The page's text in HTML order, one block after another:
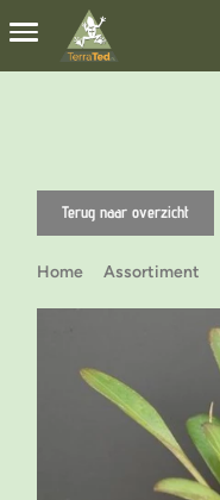
Terug naar overzicht
Home Assortiment